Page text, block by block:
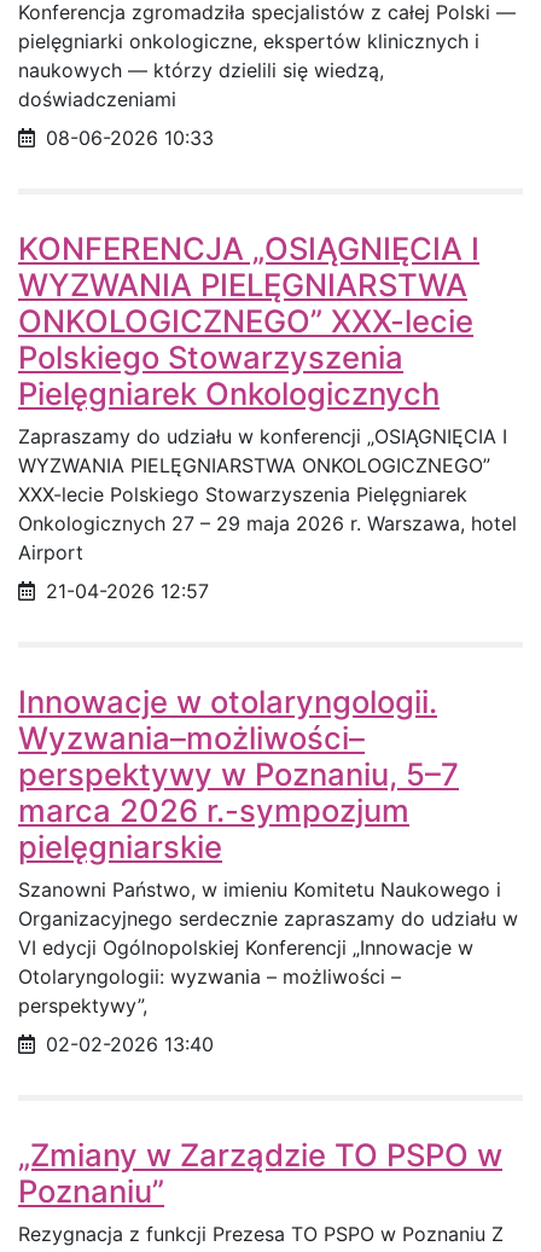
Konferencja zgromadziła specjalistów z całej Polski —
pielęgniarki onkologiczne, ekspertów klinicznych i
naukowych — którzy dzielili się wiedzą,
doświadczeniami
Data opublikowania
08-06-2026 10:33
KONFERENCJA „OSIĄGNIĘCIA I
WYZWANIA PIELĘGNIARSTWA
ONKOLOGICZNEGO” XXX-lecie
Polskiego Stowarzyszenia
Pielęgniarek Onkologicznych
Zapraszamy do udziału w konferencji „OSIĄGNIĘCIA I
WYZWANIA PIELĘGNIARSTWA ONKOLOGICZNEGO”
XXX-lecie Polskiego Stowarzyszenia Pielęgniarek
Onkologicznych 27 – 29 maja 2026 r. Warszawa, hotel
Airport
Data opublikowania
21-04-2026 12:57
Innowacje w otolaryngologii.
Wyzwania–możliwości–
perspektywy w Poznaniu, 5–7
marca 2026 r.-sympozjum
pielęgniarskie
Szanowni Państwo, w imieniu Komitetu Naukowego i
Organizacyjnego serdecznie zapraszamy do udziału w
VI edycji Ogólnopolskiej Konferencji „Innowacje w
Otolaryngologii: wyzwania – możliwości –
perspektywy”,
Data opublikowania
02-02-2026 13:40
„Zmiany w Zarządzie TO PSPO w
Poznaniu”
Rezygnacja z funkcji Prezesa TO PSPO w Poznaniu Z